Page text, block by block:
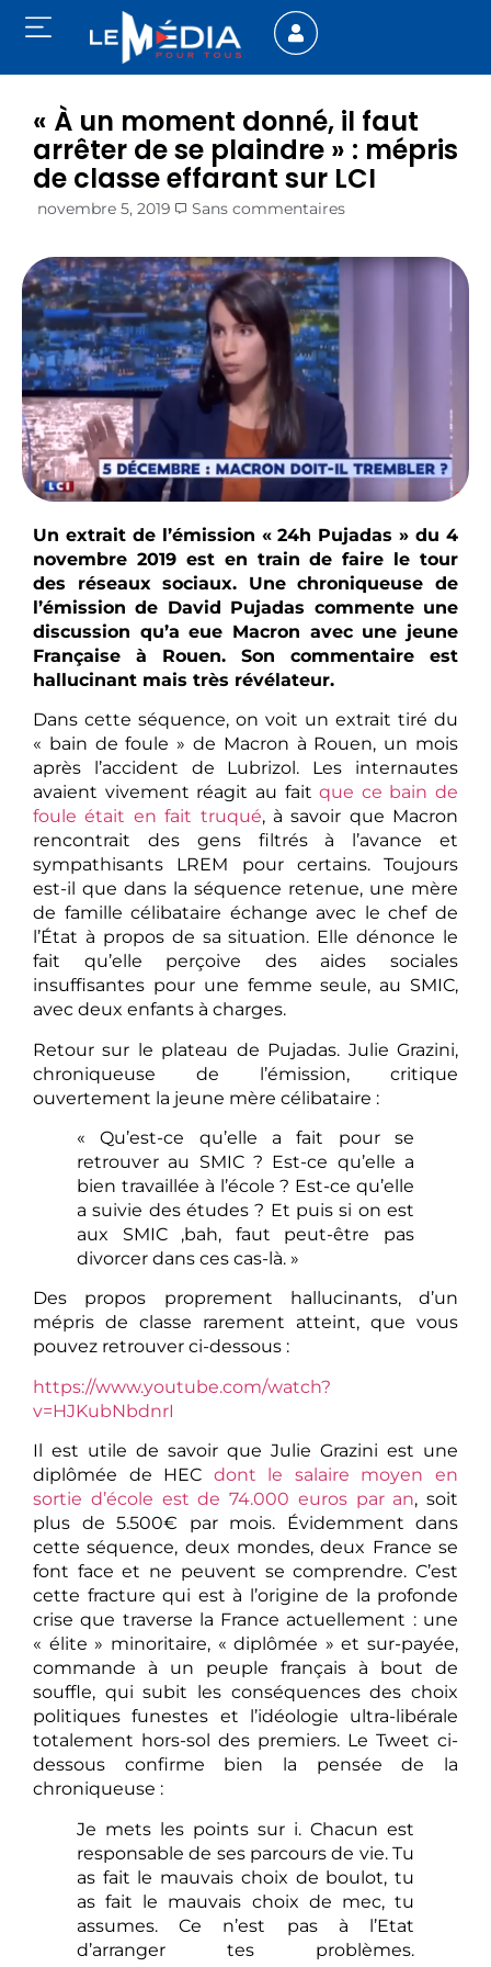
« À un moment donné, il faut
arrêter de se plaindre » : mépris
de classe effarant sur LCI
novembre 5, 2019 Sans commentaires
Un extrait de l’émission « 24h Pujadas » du 4
novembre 2019 est en train de faire le tour
des réseaux sociaux. Une chroniqueuse de
l’émission de David Pujadas commente une
discussion qu’a eue Macron avec une jeune
Française à Rouen. Son commentaire est
hallucinant mais très révélateur.
Dans cette séquence, on voit un extrait tiré du
« bain de foule » de Macron à Rouen, un mois
après l’accident de Lubrizol. Les internautes
avaient vivement réagit au faitque ce bain de
foule était en fait truqué, à savoir que Macron
rencontrait des gens filtrés à l’avance et
sympathisants LREM pour certains. Toujours
est-il que dans la séquence retenue, une mère
de famille célibataire échange avec le chef de
l’État à propos de sa situation. Elle dénonce le
fait qu’elle perçoive des aides sociales
insuffisantes pour une femme seule, au SMIC,
avec deux enfants à charges.
Retour sur le plateau de Pujadas. Julie Grazini,
chroniqueuse de l’émission, critique
ouvertement la jeune mère célibataire :
« Qu’est-ce qu’elle a fait pour se
retrouver au SMIC ? Est-ce qu’elle a
bien travaillée à l’école ? Est-ce qu’elle
a suivie des études ? Et puis si on est
aux SMIC ,bah, faut peut-être pas
divorcer dans ces cas-là. »
Des propos proprement hallucinants, d’un
mépris de classe rarement atteint, que vous
pouvez retrouver ci-dessous :
https://www.youtube.com/watch?
v=HJKubNbdnrI
Il est utile de savoir que Julie Grazini est une
diplômée de HEC dont le salaire moyen en
sortie d’école est de 74.000 euros par an, soit
plus de 5.500€ par mois. Évidemment dans
cette séquence, deux mondes, deux France se
font face et ne peuvent se comprendre. C’est
cette fracture qui est à l’origine de la profonde
crise que traverse la France actuellement : une
« élite » minoritaire, « diplômée » et sur-payée,
commande à un peuple français à bout de
souffle, qui subit les conséquences des choix
politiques funestes et l’idéologie ultra-libérale
totalement hors-sol des premiers. Le Tweet ci-
dessous confirme bien la pensée de la
chroniqueuse :
Je mets les points sur i. Chacun est
responsable de ses parcours de vie. Tu
as fait le mauvais choix de boulot, tu
as fait le mauvais choix de mec, tu
assumes. Ce n’est pas à l’Etat
d’arranger tes problèmes.